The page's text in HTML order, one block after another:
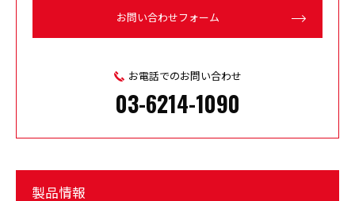
お問い合わせフォーム
お電話でのお問い合わせ
03-6214-1090
製品情報